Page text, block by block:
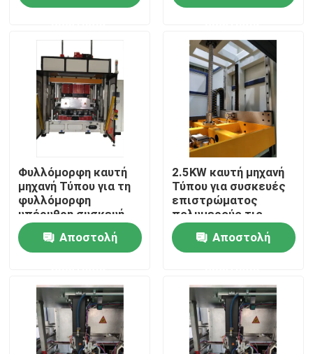
Βίντεο
Σχετικά με εμάς
Γύρος εργοστασίων
Ποιοτικός έλεγχος
επαφή
Μηχανή συγκόλλησης καυτών πιάτων
Πλαστικό συγκόλλησης θερμής πλάκας
Φυλλόμορφη καυτή
μηχανή Τύπου για τη
φυλλόμορφη
υπέρυθρη συσκευή
επιστρώματος
Τύπου θερμότητας
Αποστολή
2.5KW καυτή μηχανή
Τύπου για συσκευές
επιστρώματος
πολυμερούς τις
υπέρυθρες καυτές
Τύπου Αποστολή